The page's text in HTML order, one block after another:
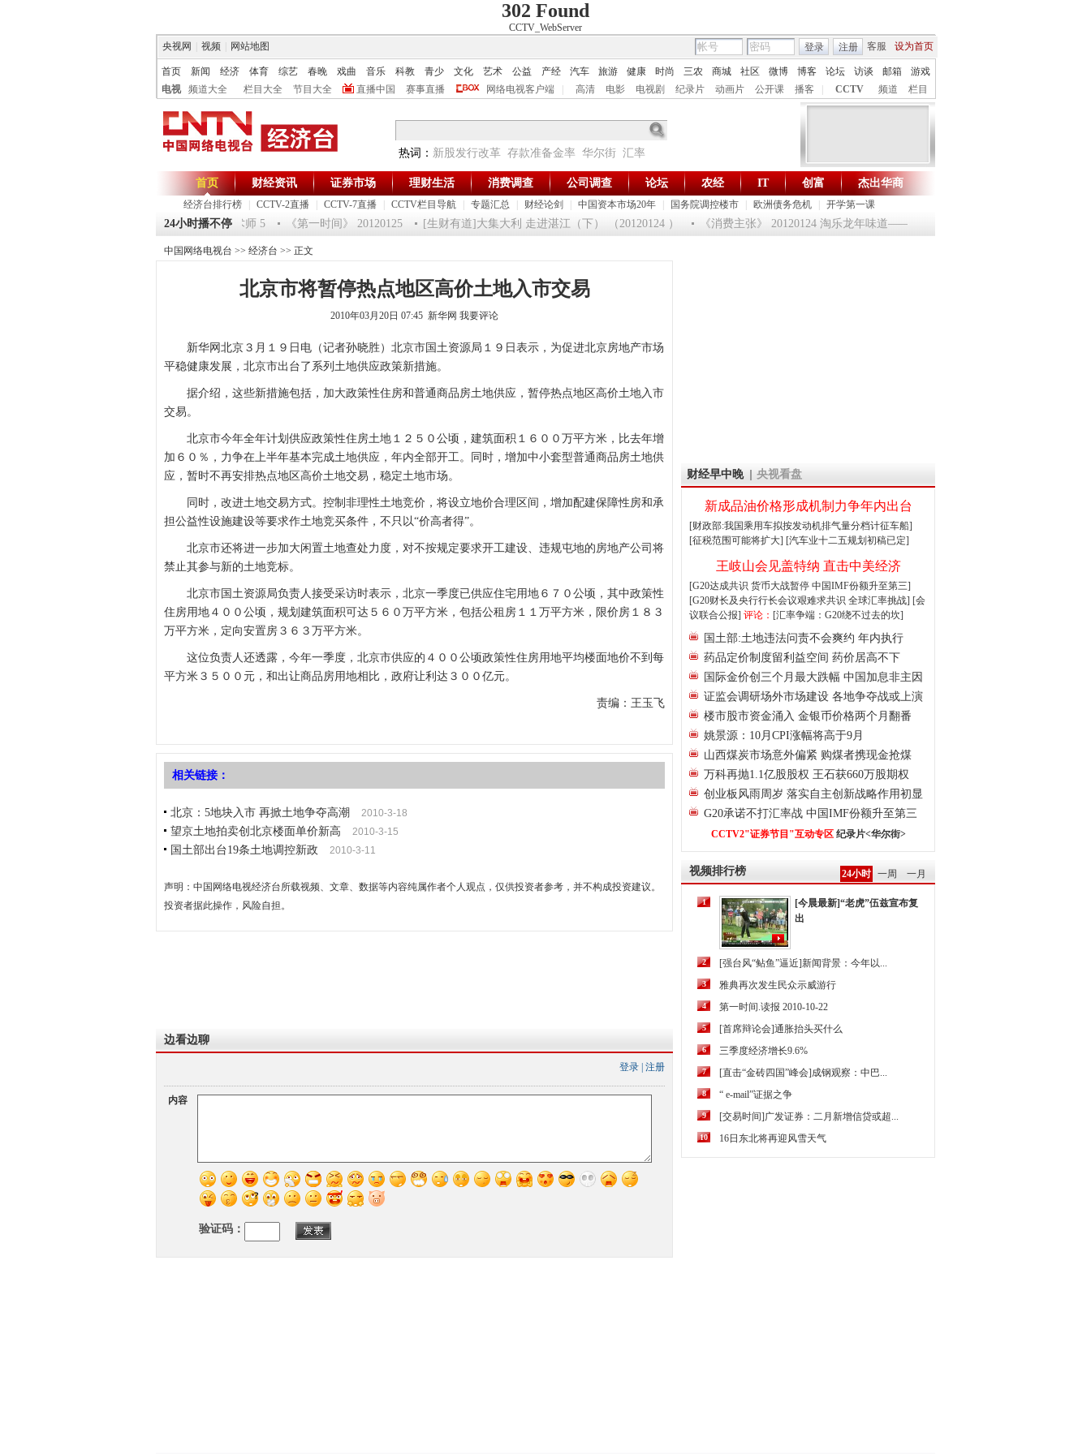
302 Found
CCTV_WebServer
央视网
视频 网站地图 客服 设为首页
登录 注册
首页 新闻 经济 体育 综艺 春晚 戏曲 音乐 科教 青少 文化 艺术 公益 产经 汽车 旅游 健康 时尚 三农 商城 社区 微博 博客 论坛 访谈 邮箱
游戏
电视
频道大全 栏目大全 节目大全 直播中国 赛事直播 网络电视客户端 高清 电影 电视剧 纪录片 动画片 公开课 播客 CCTV 频道 栏目
热词： 新股发行改革 存款准备金率 华尔街 汇率
财智生活 一键通达
首页
经济台排行榜 CCTV-2直播 CCTV-7直播 CCTV栏目导航 专题汇总 财经论剑 中国资本市场20年 国务院调控楼市 欧洲债务危机 开学第一课
财经资讯 证券市场 理财生活 消费调查 公司调查 论坛 农经 IT 创富 杰出华商
24小时播不停
《环球驿站》20120125 祝福2012-超级魔术师 5 《第一时间》 20120125 [生财有道]大集大利 走进湛江（下） （20120124 ） 《消费主张》 20120124 淘乐龙年味道——鱼跃迎龙合家欢
中国网络电视台 >> 经济台 >> 正文
北京市将暂停热点地区高价土地入市交易
2010年03月20日 07:45 新华网 我要评论
新华网北京３月１９日电（记者孙晓胜）北京市国土资源局１９日表示，为促进北京房地产市场
平稳健康发展，北京市出台了系列土地供应政策新措施。
据介绍，这些新措施包括，加大政策性住房和普通商品房土地供应，暂停热点地区高价土地入市
交易。
北京市今年全年计划供应政策性住房土地１２５０公顷，建筑面积１６００万平方米，比去年增
加６０％，力争在上半年基本完成土地供应，年内全部开工。同时，增加中小套型普通商品房土地供
应，暂时不再安排热点地区高价土地交易，稳定土地市场。
同时，改进土地交易方式。控制非理性土地竞价，将设立地价合理区间，增加配建保障性房和承
担公益性设施建设等要求作土地竞买条件，不只以“价高者得”。
北京市还将进一步加大闲置土地查处力度，对不按规定要求开工建设、违规屯地的房地产公司将
禁止其参与新的土地竞标。
北京市国土资源局负责人接受采访时表示，北京一季度已供应住宅用地６７０公顷，其中政策性
住房用地４００公顷，规划建筑面积可达５６０万平方米，包括公租房１１万平方米，限价房１８３
万平方米，定向安置房３６３万平方米。
这位负责人还透露，今年一季度，北京市供应的４００公顷政策性住房用地平均楼面地价不到每
平方米３５００元，和出让商品房用地相比，政府让利达３００亿元。
责编：王玉飞
相关链接：
北京：5地块入市 再掀土地争夺高潮 2010-3-18
望京土地拍卖创北京楼面单价新高 2010-3-15
国土部出台19条土地调控新政 2010-3-11
声明：中国网络电视经济台所载视频、文章、数据等内容纯属作者个人观点，仅供投资者参考，并不构成投资建议。
投资者据此操作，风险自担。
边看边聊
登录 注册
内容
验证码：
财经早中晚 央视看盘
新成品油价格形成机制力争年内出台
[财政部:我国乘用车拟按发动机排气量分档计征车船]
[征税范围可能将扩大] [汽车业十二五规划初稿已定]
王岐山会见盖特纳 直击中美经济
[G20达成共识 货币大战暂停 中国IMF份额升至第三]
[G20财长及央行行长会议艰难求共识 全球汇率挑战] [会
议联合公报] 评论： [汇率争端：G20绕不过去的坎]
国土部:土地违法问责不会爽约 年内执行
药品定价制度留利益空间 药价居高不下
国际金价创三个月最大跌幅 中国加息非主因
证监会调研场外市场建设 各地争夺战或上演
楼市股市资金涌入 金银币价格两个月翻番
姚景源：10月CPI涨幅将高于9月
山西煤炭市场意外偏紧 购煤者携现金抢煤
万科再抛1.1亿股股权 王石获660万股期权
创业板风雨周岁 落实自主创新战略作用初显
G20承诺不打汇率战 中国IMF份额升至第三
CCTV2"证券节目"互动专区 纪录片<华尔街>
视频排行榜 24小时 一周 一月
1
[今晨最新]“老虎”伍兹宣布复
出
2 [强台风“鲇鱼”逼近]新闻背景：今年以...
3 雅典再次发生民众示威游行
4 第一时间.读报 2010-10-22
5 [首席辩论会]通胀抬头买什么
6 三季度经济增长9.6%
7 [直击“金砖四国”峰会]成钢观察：中巴...
8 “ e-mail”证据之争
9 [交易时间]广发证券：二月新增信贷或超...
10 16日东北将再迎风雪天气